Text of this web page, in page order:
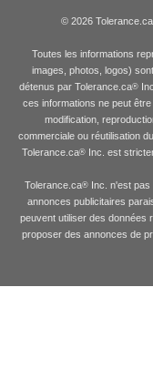
© 2026 Tolerance.ca
Toutes les informations
images, photos, logos)
détenus par Tolerance.ca®
ces informations ne peut
modification,
commerciale ou réutilisation
Tolerance.ca® Inc. est
Tolerance.ca® Inc. n'est
annonces publicitaires
peuvent utiliser des données
proposer des annonces de